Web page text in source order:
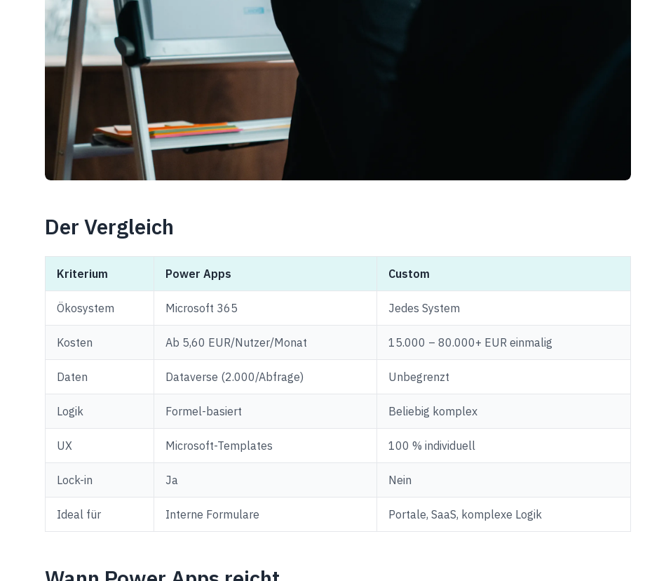
Der Vergleich
Kriterium Power Apps Custom
Ökosystem Microsoft 365 Jedes System
Kosten Ab 5,60 EUR/Nutzer/Monat 15.000 – 80.000+ EUR einmalig
Daten Dataverse (2.000/Abfrage) Unbegrenzt
Logik Formel-basiert Beliebig komplex
UX Microsoft-Templates 100 % individuell
Lock-in Ja Nein
Ideal für Interne Formulare Portale, SaaS, komplexe Logik